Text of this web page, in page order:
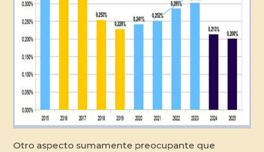
Otro aspecto sumamente preocupante que